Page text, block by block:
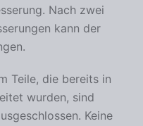
Nach zwei
kann der
Teile, die bereits in
wurden, sind
Keine